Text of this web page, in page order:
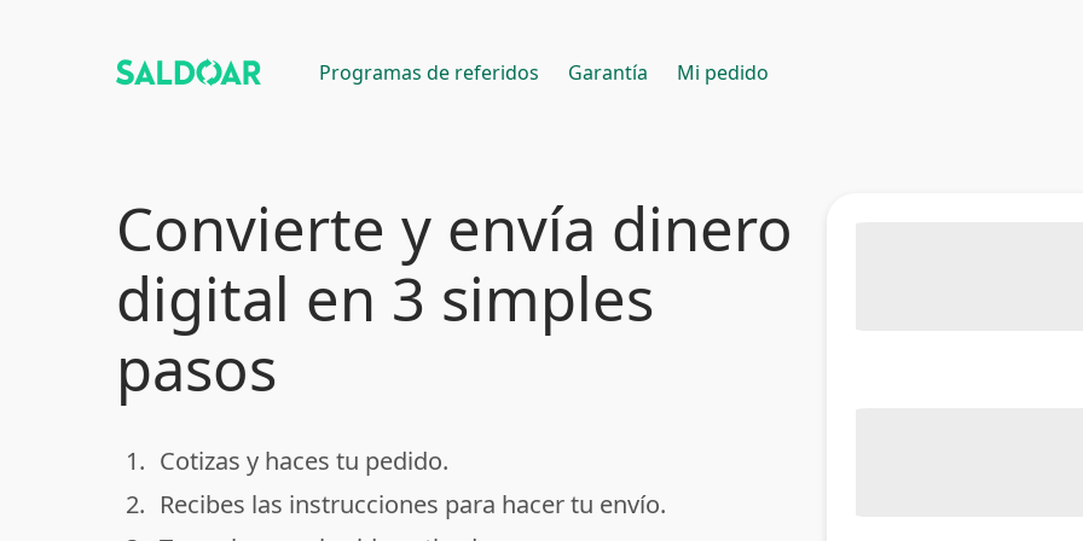
Programas de referidos Garantía Mi pedido
Convierte y envía dinero
digital en 3 simples
pasos
done
1. Cotizas y haces tu pedido.
done
2. Recibes las instrucciones para hacer tu envío.